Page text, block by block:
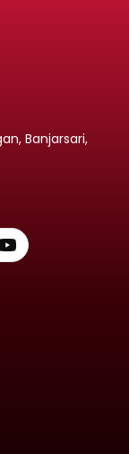
Banjarsari,